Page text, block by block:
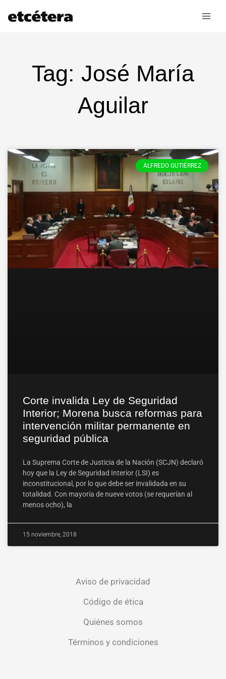
Tag: José María
Aguilar
ALFREDO GUTIÉRREZ
Corte invalida Ley de Seguridad
Interior; Morena busca reformas para
intervención militar permanente en
seguridad pública
La Suprema Corte de Justicia de la Nación (SCJN) declaró
hoy que la Ley de Seguridad Interior (LSI) es
inconstitucional, por lo que debe ser invalidada en su
totalidad. Con mayoría de nueve votos (se requerían al
menos ocho), la
15 noviembre, 2018
Aviso de privacidad
Código de ética
Quiénes somos
Términos y condiciones